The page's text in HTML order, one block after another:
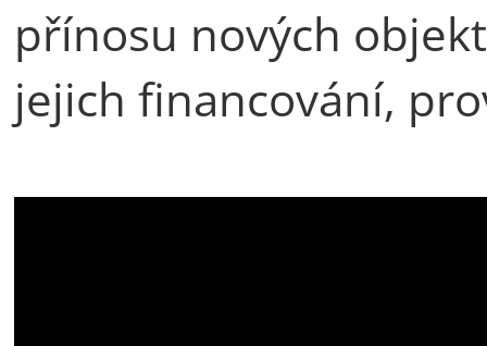
přínosu nových
jejich financování,